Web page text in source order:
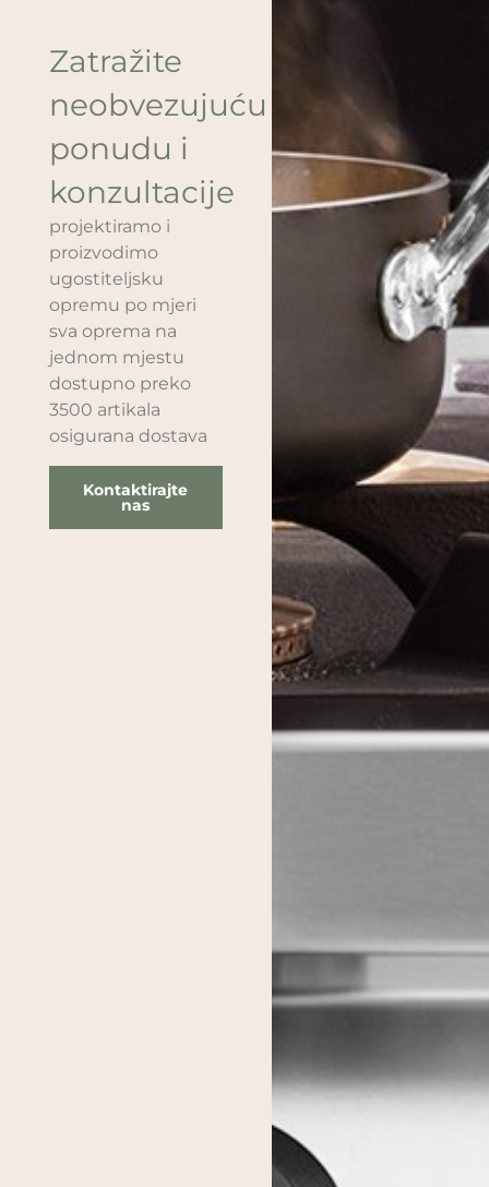
Zatražite
neobvezujuću
ponudu i
konzultacije
projektiramo i
proizvodimo
ugostiteljsku
opremu po mjeri
sva oprema na
jednom mjestu
dostupno preko
3500 artikala
osigurana dostava
Kontaktirajte
nas